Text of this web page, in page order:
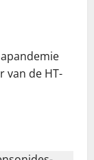
van de HT-